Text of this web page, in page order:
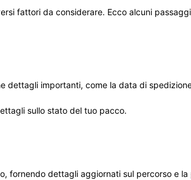
fattori da considerare. Ecco alcuni
dettagli importanti, come la data di
sullo stato del tuo pacco.
fornendo dettagli aggiornati sul percorso e